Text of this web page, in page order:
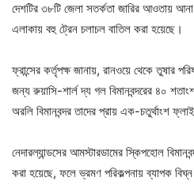
দেশটির ৩৮টি জেলা সতর্কতা জারির আওতায়
এলাকায় বহু ট্রেন চলাচল বাতিল করা হয়েছে।
ফ্রান্সের কর্তৃপক্ষ জানায়, রানওয়ে থেকে তুষার
জন্য রুয়াসি-শার্ল দ্য গল বিমানবন্দরের ৪০
অরলি বিমানবন্দর তাদের প্রায় এক-চতুর্থাংশ
নেদারল্যান্ডসের আমস্টারডামের স্কিপহোল
করা হয়েছে, ফলে ভ্রমণ পরিকল্পনায় ব্যাপক